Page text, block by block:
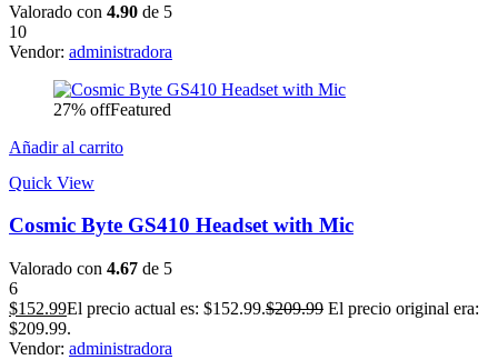
Valorado con 4.90 de 5
10
Vendor: administradora
27% offFeatured
Añadir al carrito
Quick View
Cosmic Byte GS410 Headset with Mic
Valorado con 4.67 de 5
6
$152.99El precio actual es: $152.99.$209.99 El precio original era:
$209.99.
Vendor: administradora